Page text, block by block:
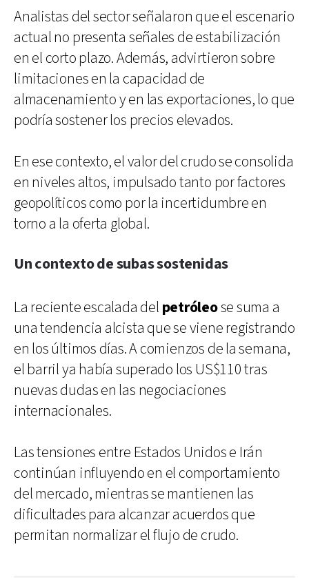
Analistas del sector señalaron que el escenario
actual no presenta señales de estabilización
en el corto plazo. Además, advirtieron sobre
limitaciones en la capacidad de
almacenamiento y en las exportaciones, lo que
podría sostener los precios elevados.
En ese contexto, el valor del crudo se consolida
en niveles altos, impulsado tanto por factores
geopolíticos como por la incertidumbre en
torno a la oferta global.
Un contexto de subas sostenidas
La reciente escalada del petróleose suma a
una tendencia alcista que se viene registrando
en los últimos días. A comienzos de la semana,
el barril ya había superado los US$110 tras
nuevas dudas en las negociaciones
internacionales.
Las tensiones entre Estados Unidos e Irán
continúan influyendo en el comportamiento
del mercado, mientras se mantienen las
dificultades para alcanzar acuerdos que
permitan normalizar el flujo de crudo.